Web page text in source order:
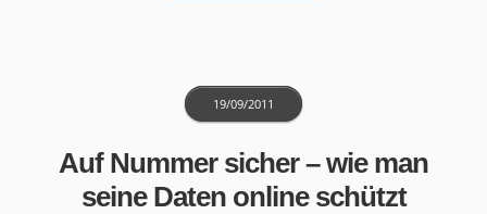
Auf Nummer sicher – wie man
seine Daten online schützt
19/09/2011